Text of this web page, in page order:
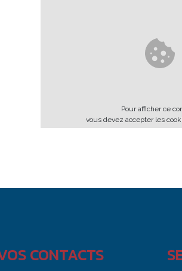
Pour afficher ce
vous devez accepter les
CONTACTS